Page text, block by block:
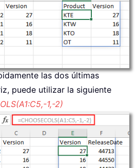
las dos últimas
puede utilizar la siguiente
1,-2)